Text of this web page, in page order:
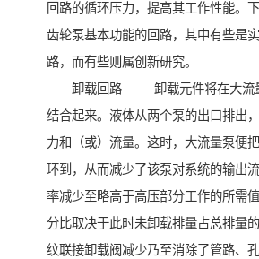
回路的循环压力，提高其工作性能。
齿轮泵基本功能的回路，其中有些是
路，而有些则属创新研究。
卸载回路 卸载元件将在大流量
结合起来。液体从两个泵的出口排出
力和（或）流量。这时，大流量泵便
环到，从而减少了该泵对系统的输出
率减少至略高于高压部分工作的所需
分比取决于此时未卸载排量占总排量
纹联接卸载阀减少乃至消除了管路、